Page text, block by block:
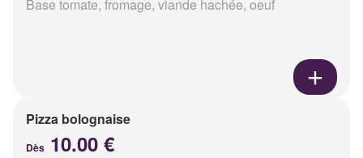
Base tomate, fromage, viande hachée, oeuf
Pizza bolognaise
Dès 10.00 €